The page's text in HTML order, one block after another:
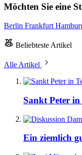
Möchten Sie eine
Berlin Frankfurt
Beliebteste Artikel
Alle Artikel
Sankt Peter
Ein ziemlich